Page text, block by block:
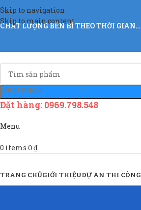
Skip to navigation
Skip to main content
CHẤT LƯỢNG BỀN BỈ THEO THỜI GIAN…
CHỌN NHÓM
Đặt hàng: 0969.798.548
Menu
0 items 0₫
TRANG CHỦGIỚI THIỆUDỰ ÁN THI CÔNG